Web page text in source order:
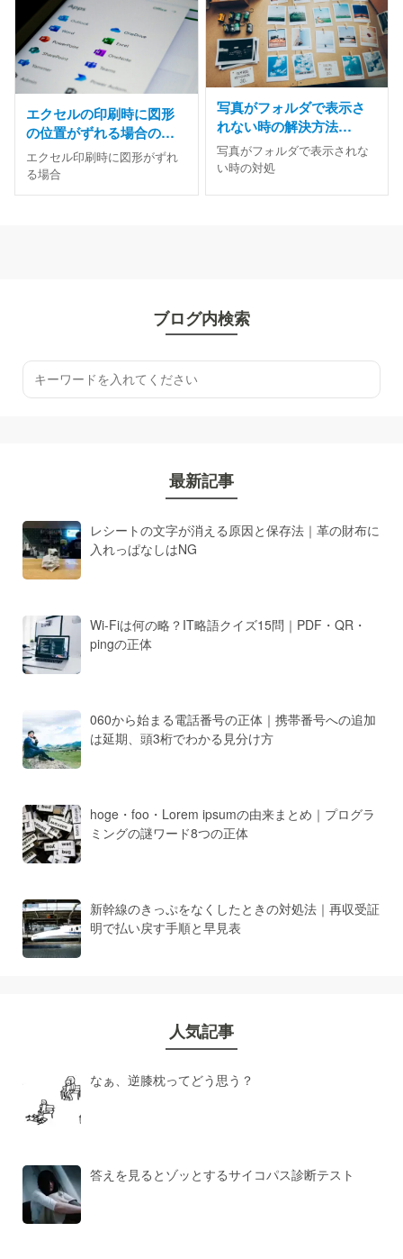
エクセルの印刷時に図形
の位置がずれる場合の解
決方法
エクセル印刷時に図形がずれ
る場合
写真がフォルダで表示さ
れない時の解決方法
【Picasa終了後の代替ア
プリ対応】
写真がフォルダで表示されな
い時の対処
ブログ内検索
最新記事
レシートの文字が消える原因と保存法｜革の財布に
入れっぱなしはNG
Wi-Fiは何の略？IT略語クイズ15問｜PDF・QR・
pingの正体
060から始まる電話番号の正体｜携帯番号への追加
は延期、頭3桁でわかる見分け方
hoge・foo・Lorem ipsumの由来まとめ｜プログラ
ミングの謎ワード8つの正体
新幹線のきっぷをなくしたときの対処法｜再収受証
明で払い戻す手順と早見表
人気記事
なぁ、逆膝枕ってどう思う？
答えを見るとゾッとするサイコパス診断テスト